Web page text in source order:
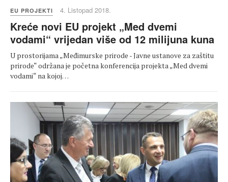
EU PROJEKTI 4. Listopad 2018.
Kreće novi EU projekt „Med dvemi
vodami“ vrijedan više od 12 milijuna kuna
U prostorijama „Međimurske prirode - Javne ustanove za zaštitu
prirode“ održana je početna konferencija projekta „Med dvemi
vodami“ na kojoj…